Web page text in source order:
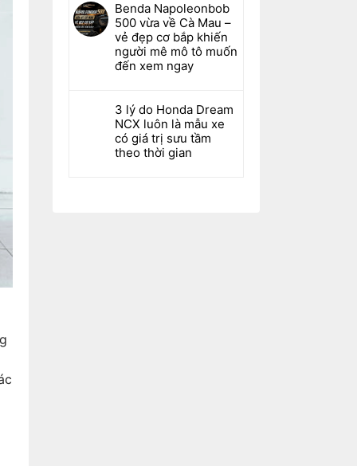
Benda Napoleonbob
500 vừa về Cà Mau –
vẻ đẹp cơ bắp khiến
người mê mô tô muốn
đến xem ngay
3 lý do Honda Dream
NCX luôn là mẫu xe
có giá trị sưu tầm
theo thời gian